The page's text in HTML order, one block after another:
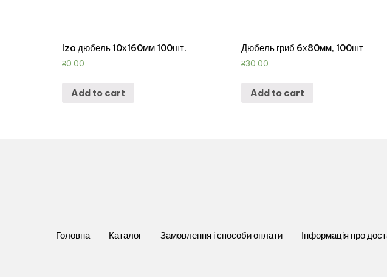
Izo дюбель 10х160мм 100шт.
₴0.00
Add to cart
Дюбель гриб 6х80мм, 100шт
₴30.00
Add to cart
Головна Каталог Замовлення і способи оплати Інформація про